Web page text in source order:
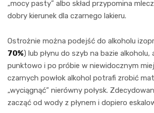
„mocy pasty” albo skład przypomina
dobry kierunek dla czarnego lakieru.
Ostrożnie można podejść do alkoholu
70%) lub płynu do szyb na bazie alkoholu,
punktowo i po próbie w niewidocznym
czarnych powłok alkohol potrafi zrobić
„wyciągnąć” nierówny połysk.
zacząć od wody z płynem i dopiero